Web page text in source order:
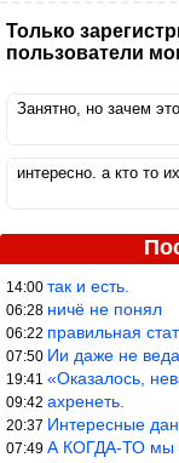
Только
пользователи
Занятно, но зачем
интересно. а кто то
14:00 так и есть.
06:28 ничё не понял
06:22 правильная
07:50 Ии даже не
19:41 «Оказалось,
09:42 ахренеть.
20:37 Интересные
07:49 А КОГДА-ТО мы